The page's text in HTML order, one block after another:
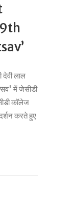
लाल
में जेसीडी
कॉलेज
करते हुए